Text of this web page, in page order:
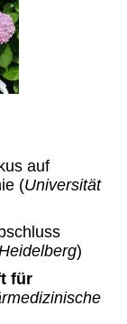
auf
(Universität
)
für